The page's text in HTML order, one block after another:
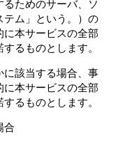
ためのサーバ、ソ
テム」という。）の
本サービスの全部
るものとします。
に該当する場合、事
本サービスの全部
るものとします。
合